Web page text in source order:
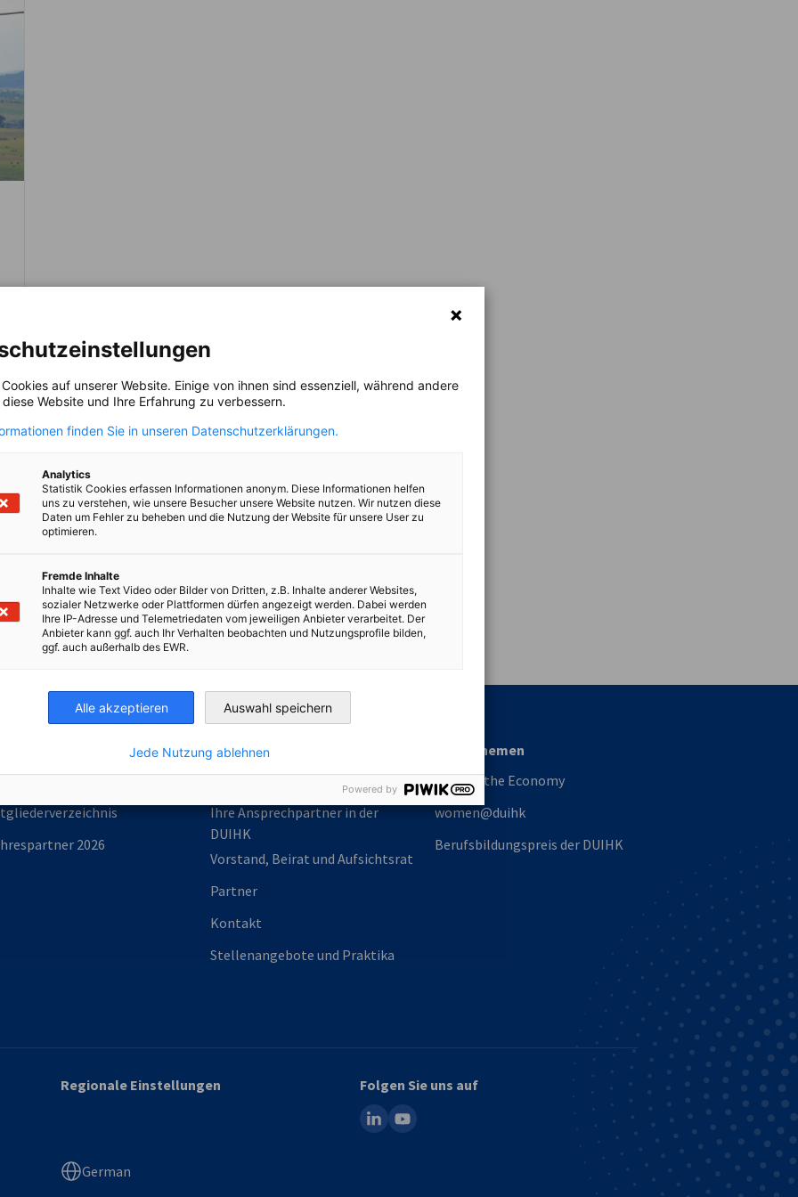
und Energie
Industrie- und Handelskammer
Industrie- und Handelskammer
AHK.de
Germany Trade & Invest
werden
2026
Über die DUIHK
Wer wir sind
Ihre Ansprechpartner in der
DUIHK
Vorstand, Beirat und Aufsichtsrat
Partner
Kontakt
Stellenangebote und Praktika
Fokusthemen
Reboot the Economy
women@duihk
Berufsbildungspreis der DUIHK
Regionale Einstellungen
German
Folgen Sie uns auf
linkedinyoutube
auf unserer Website. Einige von ihnen sind essenziell, während andere
Website und Ihre Erfahrung zu verbessern.
finden Sie in unseren Datenschutzerklärungen.
Analytics
Statistik Cookies erfassen Informationen anonym. Diese Informationen helfen
uns zu verstehen, wie unsere Besucher unsere Website nutzen. Wir nutzen diese
Daten um Fehler zu beheben und die Nutzung der Website für unsere User zu
optimieren.
Fremde Inhalte
Inhalte wie Text Video oder Bilder von Dritten, z.B. Inhalte anderer Websites,
sozialer Netzwerke oder Plattformen dürfen angezeigt werden. Dabei werden
Ihre IP-Adresse und Telemetriedaten vom jeweiligen Anbieter verarbeitet. Der
Anbieter kann ggf. auch Ihr Verhalten beobachten und Nutzungsprofile bilden,
ggf. auch außerhalb des EWR.
Alle akzeptieren Auswahl speichern
Jede Nutzung ablehnen
Powered by